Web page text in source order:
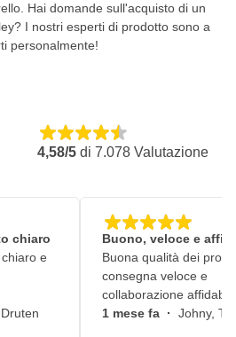
Hai domande sull'acquisto di un
I nostri esperti di prodotto sono a
personalmente!
4,58/5 di 7.078 Valutazione
chiaro
e
Buono, veloce e
Buona qualità dei
consegna veloce e
collaborazione
1 mese fa · Johny,